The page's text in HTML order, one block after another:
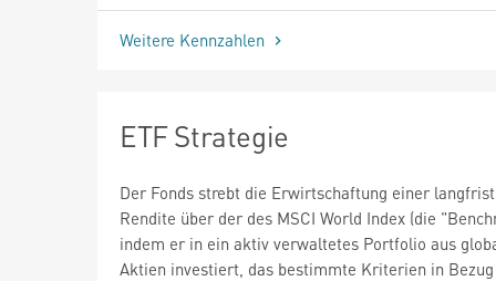
Weitere Kennzahlen
ETF Strategie
Der Fonds strebt die Erwirtschaftung einer
Rendite über der des MSCI World Index (die
indem er in ein aktiv verwaltetes Portfolio aus
Aktien investiert, das bestimmte Kriterien in